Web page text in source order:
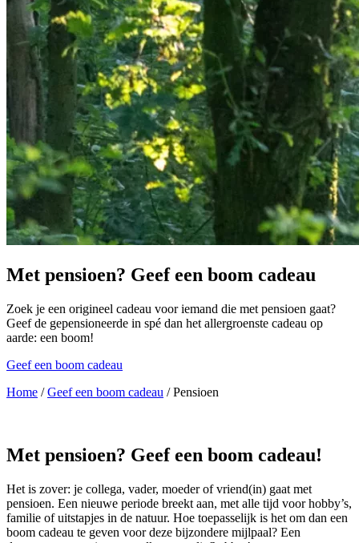
Met pensioen? Geef een boom cadeau
Zoek je een origineel cadeau voor iemand die met pensioen gaat?
Geef de gepensioneerde in spé dan het allergroenste cadeau op
aarde: een boom!
Geef een boom cadeau
Home /Geef een boom cadeau /Pensioen
Met pensioen? Geef een boom cadeau!
Het is zover: je collega, vader, moeder of vriend(in) gaat met
pensioen. Een nieuwe periode breekt aan, met alle tijd voor hobby’s,
familie of uitstapjes in de natuur. Hoe toepasselijk is het om dan een
boom cadeau te geven voor deze bijzondere mijlpaal? Een